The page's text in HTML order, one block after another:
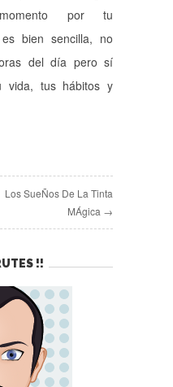
momento por tu
bien sencilla, no
del día pero sí
vida, tus hábitos y
Los SueÑos De La Tinta
MÁgica →
!!